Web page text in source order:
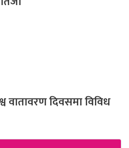
वातावरण दिवसमा विविध